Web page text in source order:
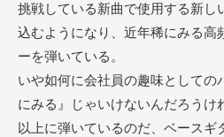
挑戦している新曲で使用する新し
込むようになり、近年稀にみる高
ーを弾いている。
いや如何に会社員の趣味としての
にみる』じゃいけないんだろうけ
以上に弾いているのだ、ベースギ